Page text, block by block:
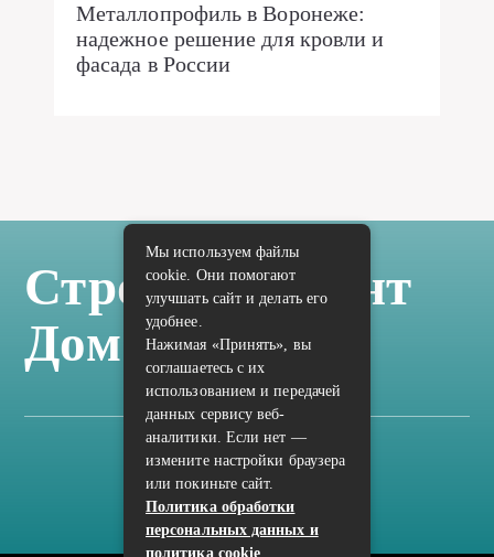
Металлопрофиль в Воронеже:
надежное решение для кровли и
фасада в России
Стройка Ремонт
Дом Отделка
Карта сайта
Политика конфиденциальности
Мы используем файлы
cookie. Они помогают
улучшать сайт и делать его
удобнее.
Нажимая «Принять», вы
соглашаетесь с их
использованием и передачей
данных сервису веб-
аналитики. Если нет —
измените настройки браузера
или покиньте сайт.
Политика обработки
персональных данных и
политика cookie